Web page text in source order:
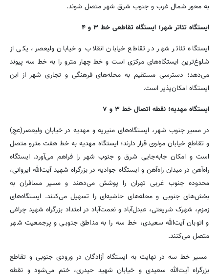
به محور شمال غرب و جنوب شرق شهر متصل شوند.
ایستگاه تئاتر شهر؛ ایستگاه تقاطعی خط ۳ و ۴
ایستگاه تئاتر شهر در تقاطع خیابان انقلاب و خیابان ولیعصر، یکی از
شلوغ‌ترین ایستگاه‌های مرکزی است و خط چهار مترو را به خط سه پیوند
می‌دهد؛ دسترسی مستقیم به محله‌های فرهنگی و تجاری شهر از این
ایستگاه امکان‌پذیر است.
ایستگاه مهدیه؛ نقطه اتصال خط ۳ و ۷
در مسیر جنوب شهر، ایستگاه‌های منیریه و مهدیه در خیابان ولیعصر(عج)
و تقاطع خیابان مولوی قرار دارند؛ ایستگاه مهدیه به خط هفت مترو متصل
است و امکان جابه‌جایی شرق و جنوب شهر را فراهم می‌آورد. ایستگاه
راه‌آهن در میدان راه‌آهن و ایستگاه جوادیه در بزرگراه شهید آیت‌الله ایروانی،
محدوده جنوب غربی تهران را پوشش می‌دهند و مسیر مسافران به
بخش‌های جنوبی و محله‌های حاشیه‌ای را تسهیل می‌کنند. ایستگاه‌های
زمزم، شهرک شریعتی، عبدل‌آباد و نعمت‌آباد در امتداد بزرگراه شهید چراغی
و اتوبان آیت‌الله سعیدی، خط سه را به مناطق جنوبی و پرجمعیت شهر
متصل می‌کنند.
مسیر خط سه در نهایت به ایستگاه آزادگان در ورودی جنوبی و تقاطع
بزرگراه آیت‌الله سعیدی و خیابان شهید حیدری، ختم می‌شود و نقطه